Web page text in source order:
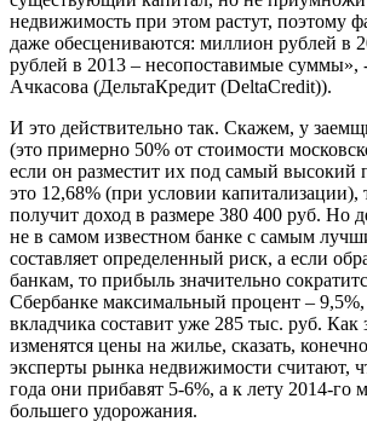
недвижимость при этом растут, поэтому
даже обесцениваются: миллион рублей в
рублей в 2013 – несопоставимые
Ачкасова (ДельтаКредит (DeltaCredit)).
И это действительно так. Скажем, у
(это примерно 50% от стоимости
если он разместит их под самый высокий
это 12,68% (при условии капитализации),
получит доход в размере 380 400 руб. Но
не в самом известном банке с самым
составляет определенный риск, а если
банкам, то прибыль значительно
Сбербанке максимальный процент –
вкладчика составит уже 285 тыс. руб. Как
изменятся цены на жилье, сказать,
эксперты рынка недвижимости считают,
года они прибавят 5-6%, а к лету 2014-го
большего удорожания.